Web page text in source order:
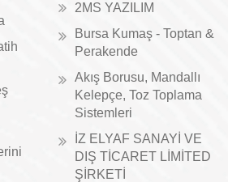
2MS YAZILIM
Bursa Kumaş - Toptan &
Perakende
Akış Borusu, Mandallı
Kelepçe, Toz Toplama
Sistemleri
İZ ELYAF SANAYİ VE
DIŞ TİCARET LİMİTED
ŞİRKETİ